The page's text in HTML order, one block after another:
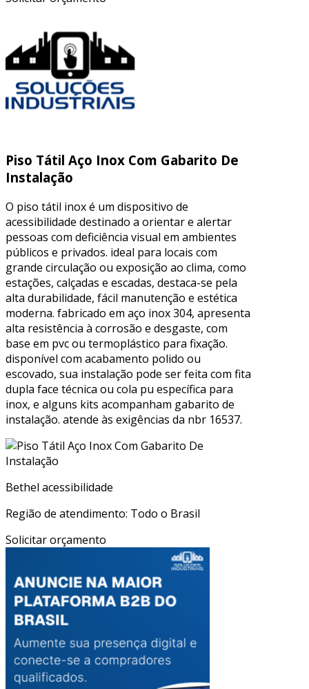
Piso Tátil Aço Inox Com Gabarito De
Instalação
O piso tátil inox é um dispositivo de
acessibilidade destinado a orientar e alertar
pessoas com deficiência visual em ambientes
públicos e privados. ideal para locais com
grande circulação ou exposição ao clima, como
estações, calçadas e escadas, destaca-se pela
alta durabilidade, fácil manutenção e estética
moderna. fabricado em aço inox 304, apresenta
alta resistência à corrosão e desgaste, com
base em pvc ou termoplástico para fixação.
disponível com acabamento polido ou
escovado, sua instalação pode ser feita com fita
dupla face técnica ou cola pu específica para
inox, e alguns kits acompanham gabarito de
instalação. atende às exigências da nbr 16537.
Bethel acessibilidade
Região de atendimento: Todo o Brasil
Solicitar orçamento